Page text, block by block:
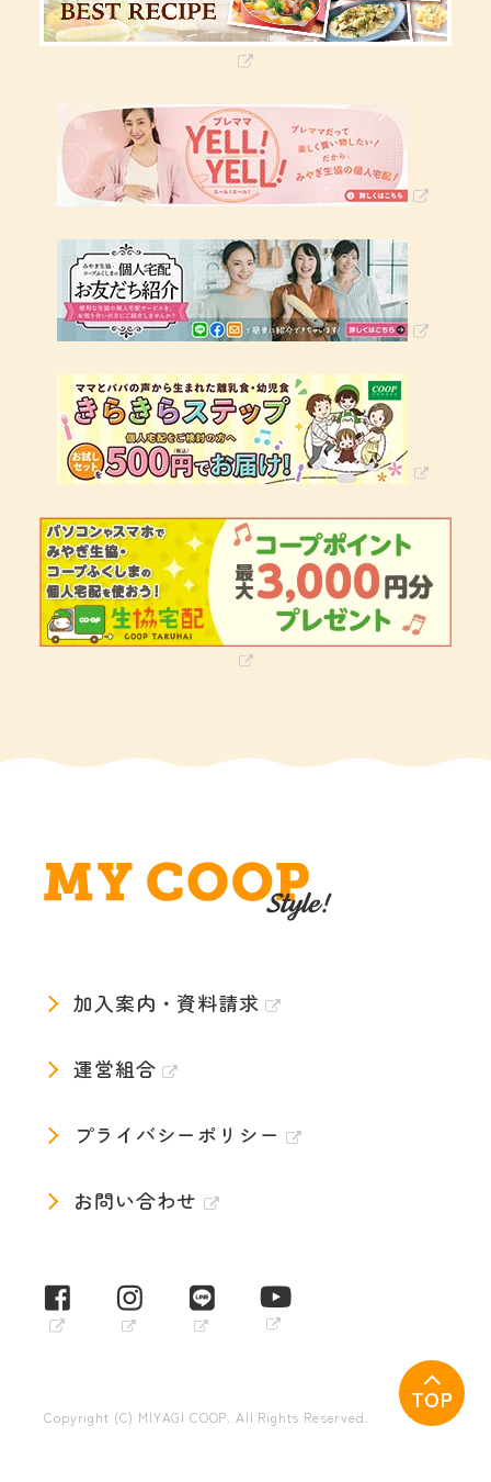
TOP
加入案内・資料請求
運営組合
プライバシーポリシー
お問い合わせ
Copyright (C) MIYAGI COOP. All Rights Reserved.